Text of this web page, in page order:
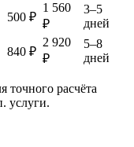
500 ₽
1 560
₽
3–5
дней
840 ₽
2 920
₽
5–8
дней
расчёта
услуги.